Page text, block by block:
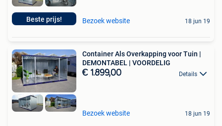
Beste prijs! Bezoek website 18 jun 19
Container Als Overkapping voor Tuin |
DEMONTABEL | VOORDELIG
€ 1.899,00 Details
Bezoek website 18 jun 19